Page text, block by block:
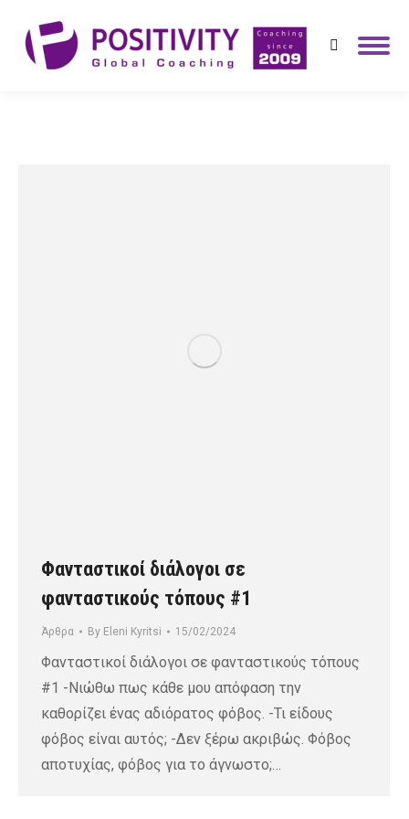
Search:
Φανταστικοί διάλογοι σε
φανταστικούς τόπους #1
Άρθρα By Eleni Kyritsi 15/02/2024
Φανταστικοί διάλογοι σε φανταστικούς τόπους
#1 -Νιώθω πως κάθε μου απόφαση την
καθορίζει ένας αδιόρατος φόβος. -Τι είδους
φόβος είναι αυτός; -Δεν ξέρω ακριβώς. Φόβος
αποτυχίας, φόβος για το άγνωστο;…